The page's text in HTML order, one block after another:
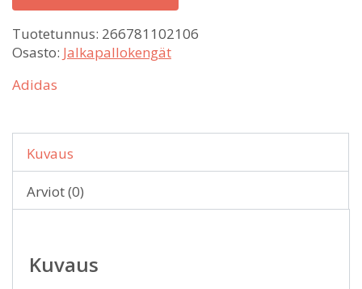
Tuotetunnus: 266781102106
Osasto: Jalkapallokengät
Adidas
Kuvaus
Arviot (0)
Kuvaus